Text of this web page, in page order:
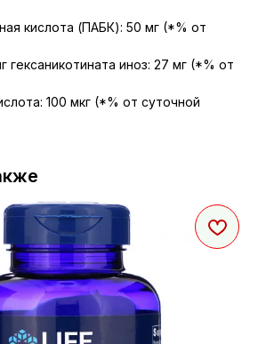
кислота (ПАБК): 50 мг (*% от
гексаникотината иноз: 27 мг (*% от
100 мкг (*% от суточной